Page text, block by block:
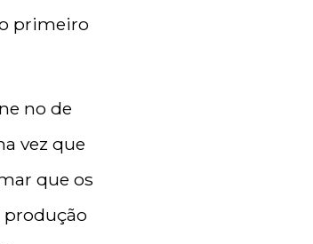
primeiro
no de
vez que
que os